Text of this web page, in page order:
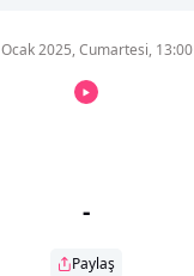
2025, Cumartesi, 13:00
-
Paylaş